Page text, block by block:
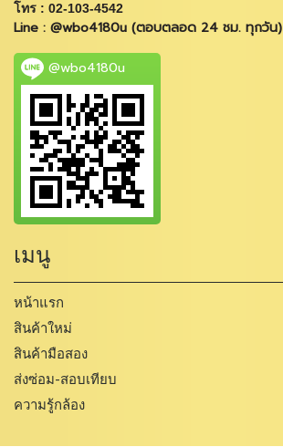
โทร : 02-103-4542
Line : @wbo4180u (ตอบตลอด 24 ชม. ทุกวัน)
@wbo4180u
เมนู
หน้าแรก
สินค้าใหม่
สินค้ามือสอง
ส่งซ่อม-สอบเทียบ
ความรู้กล้อง